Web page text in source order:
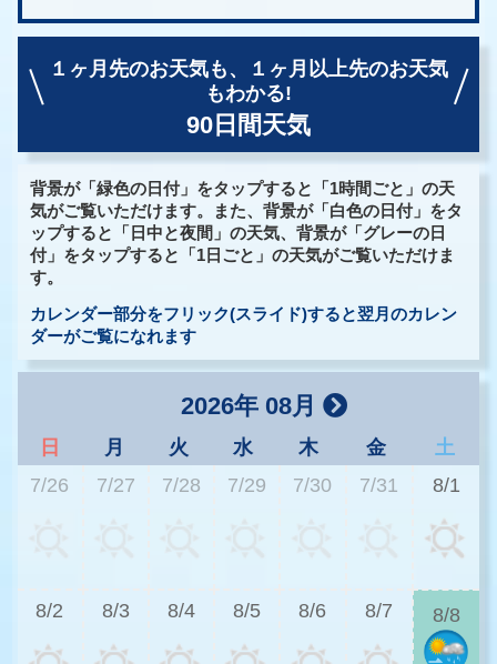
１ヶ月先のお天気も、
１ヶ月以上先のお天気
もわかる!
90日間天気
背景が「緑色の日付」をタップすると「1時間ごと」の天
気がご覧いただけます。また、背景が「白色の日付」をタ
ップすると「日中と夜間」の天気、背景が「グレーの日
付」をタップすると「1日ごと」の天気がご覧いただけま
す。
カレンダー部分をフリック(スライド)すると翌月のカレン
ダーがご覧になれます
2026年 08月
日 月 火 水 木 金
土
7/26
7/27 7/28 7/29 7/30 7/31 8/1
8/2 8/3 8/4 8/5 8/6 8/7 8/8